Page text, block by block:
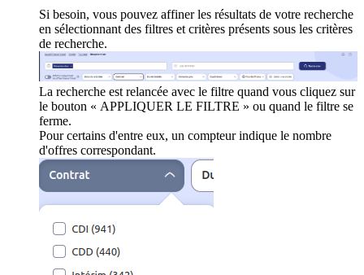
Si besoin, vous pouvez affiner les résultats de votre recherche
en sélectionnant des filtres et critères présents sous les critères
de recherche.
La recherche est relancée avec le filtre quand vous cliquez sur
le bouton « APPLIQUER LE FILTRE » ou quand le filtre se
ferme.
Pour certains d'entre eux, un compteur indique le nombre
d'offres correspondant.